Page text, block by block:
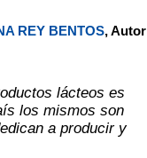
REY BENTOS, Autor
lácteos es
los mismos son
a producir y